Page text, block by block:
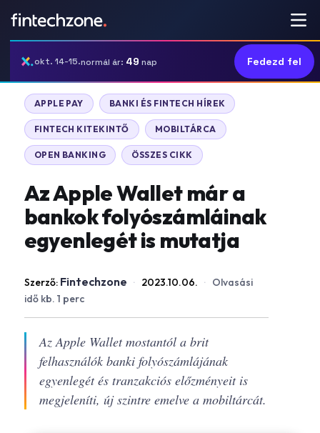
okt. 14-15.normál ár: 49 nap Fedezd fel
APPLE PAY BANKI ÉS FINTECH HÍREK
FINTECH KITEKINTŐ MOBILTÁRCA
OPEN BANKING ÖSSZES CIKK
Az Apple Wallet már a
bankok folyószámláinak
egyenlegét is mutatja
Szerző: Fintechzone · 2023.10.06. · Olvasási
idő kb. 1 perc
Az Apple Wallet mostantól a brit
felhasználók banki folyószámlájának
egyenlegét és tranzakciós előzményeit is
megjeleníti, új szintre emelve a mobiltárcát.